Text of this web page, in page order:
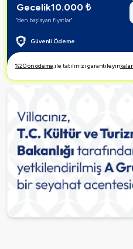
Güvenli Ödeme
Gecelik10.000 ₺
"den başlayan fiyatlar"
%20 ön ödeme,ile tatilinizi garantileyin